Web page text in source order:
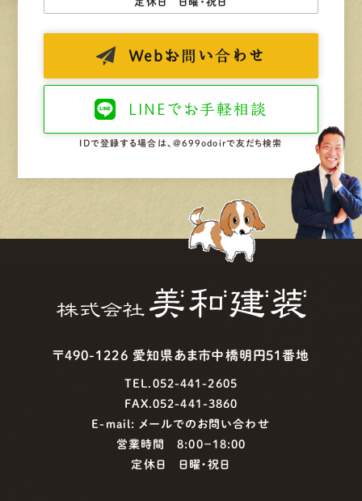
Web お問い合わせ
LINEで お手軽相談
IDで登録する場合は、@699odoirで友だち検索
〒490-1226 愛知県あま市中橋明円51番地
TEL.052-441-2605
FAX.052-441-3860
E-mail: メールでのお問い合わせ
営業時間 8:00−18:00
定休日 日曜・祝日